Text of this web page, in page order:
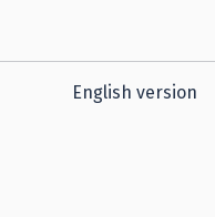
English version